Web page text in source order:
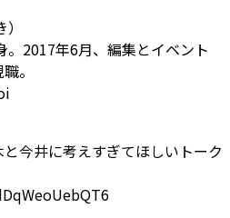
2017年6月、編集とイベント
。
今井に考えすぎてほしいトーク